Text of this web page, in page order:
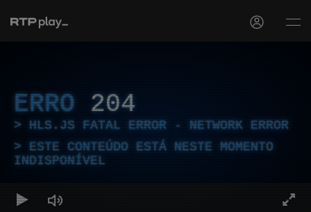
ERRO 204
HLS.JS FATAL ERROR - NETWORK ERROR
ESTE CONTEÚDO ESTÁ NESTE MOMENTO
INDISPONÍVEL